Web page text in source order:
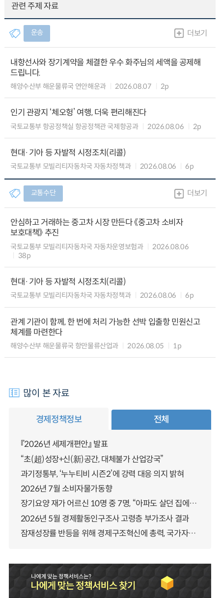
관련 주제 자료
운송 더보기
내항선사와 장기계약을 체결한 우수 화주님의 세액을 공제해
드립니다.
해양수산부 해운물류국 연안해운과 2026.08.07 2p
인기 관광지 ‘체오헝’ 여행, 더욱 편리해진다
국토교통부 항공정책실 항공정책관 국제항공과 2026.08.06 2p
현대·기아 등 자발적 시정조치(리콜)
국토교통부 모빌리티자동차국 자동차정책과 2026.08.06 6p
교통수단 더보기
안심하고 거래하는 중고차 시장 만든다 《중고차 소비자
보호대책》 추진
국토교통부 모빌리티자동차국 자동차운영보험과
2026.08.06
38p
현대·기아 등 자발적 시정조치(리콜)
국토교통부 모빌리티자동차국 자동차정책과 2026.08.06 6p
관계 기관이 함께, 한 번에 처리 가능한 선박 입출항 민원신고
체계를 마련한다
해양수산부 해운물류국 항만물류산업과 2026.08.05 1p
많이 본 자료
경제정책정보 전체
『2026년 세제개편안』 발표
“초(超)성장+신(新)공간, 대체불가 산업강국”
과기정통부, ‘누누티비 시즌2’에 강력 대응 의지 밝혀
2026년 7월 소비자물가동향
장기요양 재가 어르신 10명 중 7명, “아파도 살던 집에서 살겠다” 「2025년 장기요양실태조사」 결과 발표
2026년 5월 경제활동인구조사 고령층 부가조사 결과
잠재성장률 반등을 위해 경제구조혁신에 총력, 국가자산 관리체계 대전환